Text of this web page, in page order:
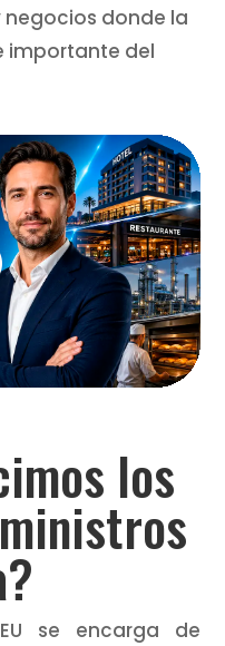
negocios donde la
importante del
los
se encarga de